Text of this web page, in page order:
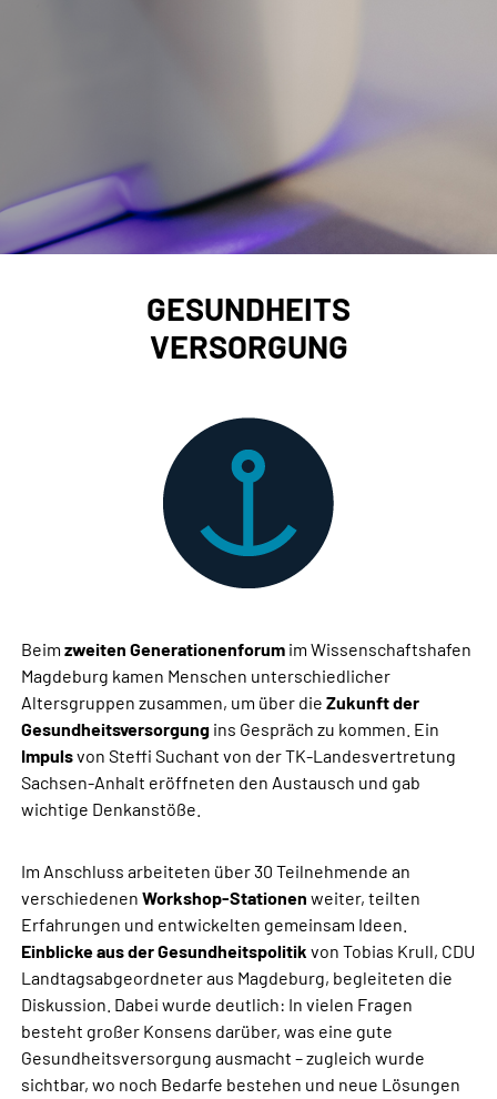
GESUNDHEITS
VERSORGUNG
Beimzweiten Generationenforum im Wissenschaftshafen
Magdeburg kamen Menschen unterschiedlicher
Altersgruppen zusammen, um über dieZukunft der
Gesundheitsversorgung ins Gespräch zu kommen. Ein
Impulsvon Steffi Suchant von der TK-Landesvertretung
Sachsen-Anhalt eröffneten den Austausch und gab
wichtige Denkanstöße.
Im Anschluss arbeiteten über 30 Teilnehmende an
verschiedenenWorkshop-Stationen weiter, teilten
Erfahrungen und entwickelten gemeinsam Ideen.
Einblicke aus der Gesundheitspolitik von Tobias Krull, CDU
Landtagsabgeordneter aus Magdeburg, begleiteten die
Diskussion. Dabei wurde deutlich: In vielen Fragen
besteht großer Konsens darüber, was eine gute
Gesundheitsversorgung ausmacht – zugleich wurde
sichtbar, wo noch Bedarfe bestehen und neue Lösungen